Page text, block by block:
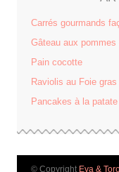
Carrés gourmands
Gâteau aux
Pain cocotte
Raviolis au Foie
Pancakes à la
© Copyright Eva &